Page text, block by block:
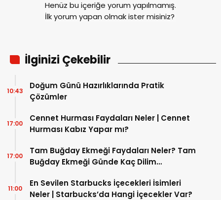
Henüz bu içeriğe yorum yapılmamış.
İlk yorum yapan olmak ister misiniz?
İlginizi Çekebilir
Doğum Günü Hazırlıklarında Pratik
Çözümler
10:43
Cennet Hurması Faydaları Neler | Cennet
Hurması Kabız Yapar mı?
17:00
Tam Buğday Ekmeği Faydaları Neler? Tam
Buğday Ekmeği Günde Kaç Dilim
17:00
En Sevilen Starbucks İçecekleri İsimleri
Neler | Starbucks’da Hangi İçecekler Var?
11:00